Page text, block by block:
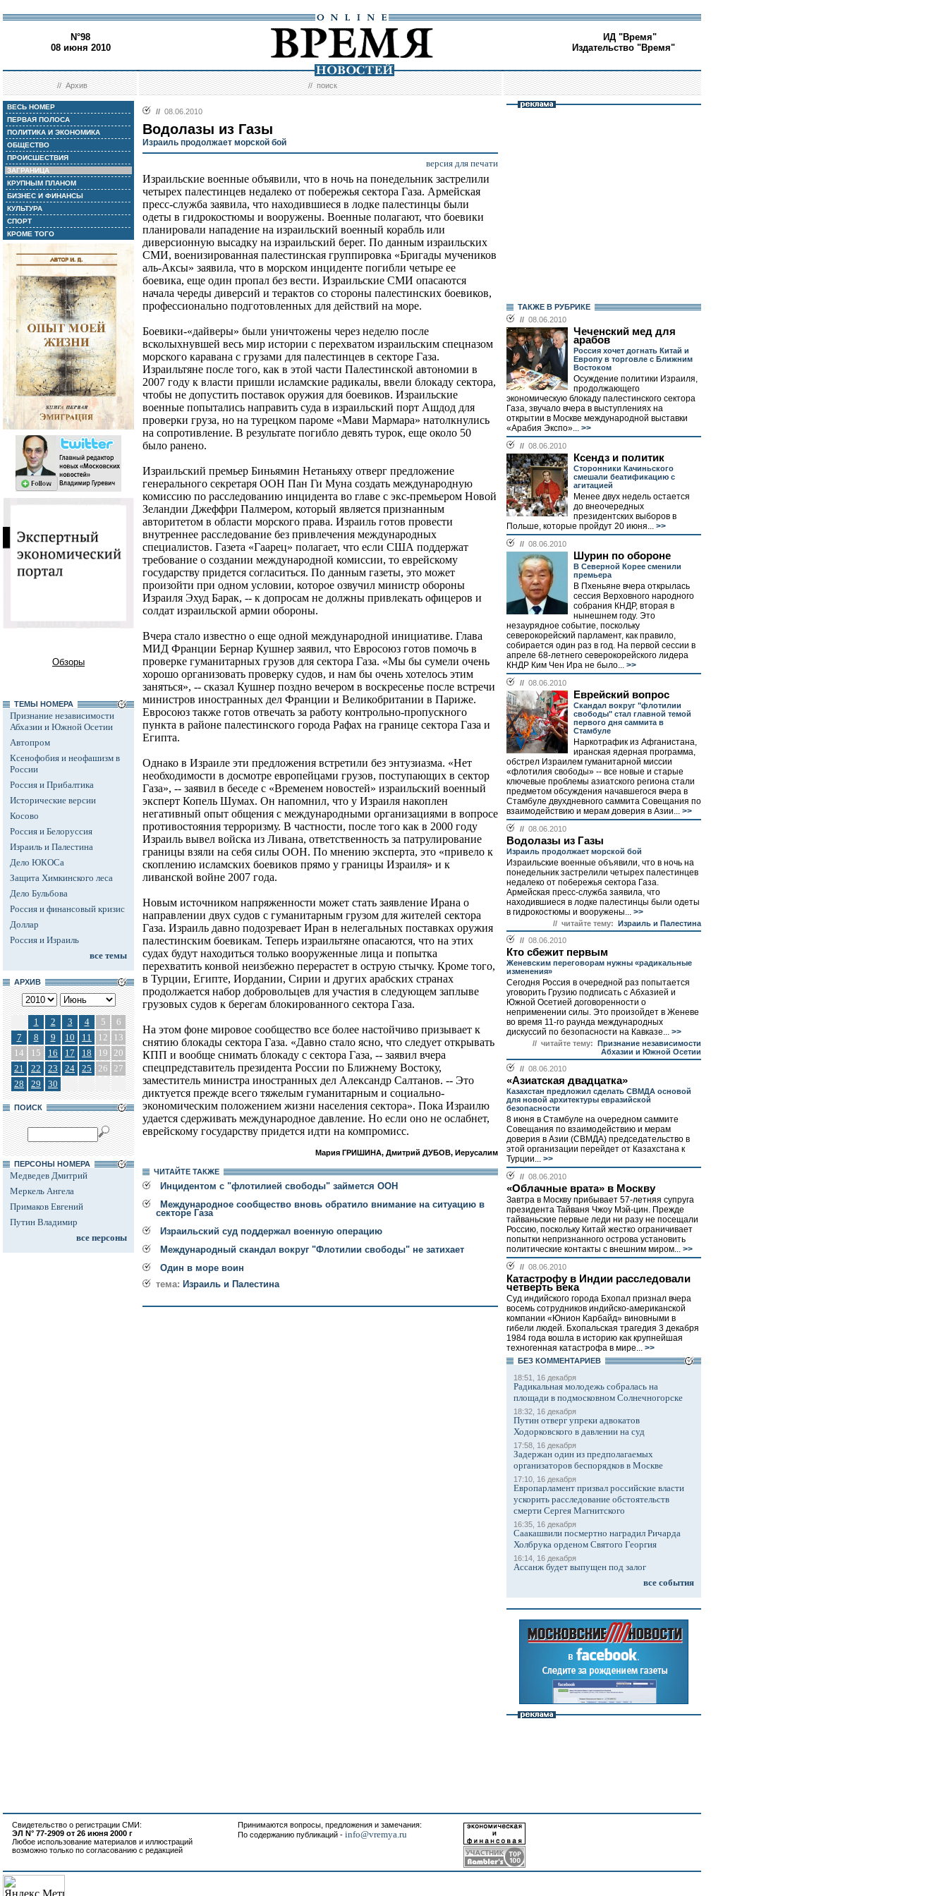
N°98
08 июня 2010
ИД "Время"
Издательство "Время"
//Архив //поиск
ВЕСЬ НОМЕР
ПЕРВАЯ ПОЛОСА
ПОЛИТИКА И ЭКОНОМИКА
ОБЩЕСТВО
ПРОИСШЕСТВИЯ
ЗАГРАНИЦА
КРУПНЫМ ПЛАНОМ
БИЗНЕС И ФИНАНСЫ
КУЛЬТУРА
СПОРТ
КРОМЕ ТОГО
Обзоры
ТЕМЫ НОМЕРА
Признание независимости
Абхазии и Южной Осетии
Автопром
Ксенофобия и неофашизм в
России
Россия и Прибалтика
Исторические версии
Косово
Россия и Белоруссия
Израиль и Палестина
Дело ЮКОСа
Защита Химкинского леса
Дело Бульбова
Россия и финансовый кризис
Доллар
Россия и Израиль
все темы
АРХИВ
1 2 3 4 5
6
7
8 9 10 11 12
13
14
15 16 17 18 19 20
21
22 23 24 25 26 27
28
29 30
ПОИСК
ПЕРСОНЫ НОМЕРА
Медведев Дмитрий
Меркель Ангела
Примаков Евгений
Путин Владимир
все персоны
// 08.06.2010
Водолазы из Газы
Израиль продолжает морской бой
версия для печати
Израильские военные объявили, что в ночь на понедельник застрелили
четырех палестинцев недалеко от побережья сектора Газа. Армейская
пресс-служба заявила, что находившиеся в лодке палестинцы были
одеты в гидрокостюмы и вооружены. Военные полагают, что боевики
планировали нападение на израильский военный корабль или
диверсионную высадку на израильский берег. По данным израильских
СМИ, военизированная палестинская группировка «Бригады мучеников
аль-Аксы» заявила, что в морском инциденте погибли четыре ее
боевика, еще один пропал без вести. Израильские СМИ опасаются
начала череды диверсий и терактов со стороны палестинских боевиков,
профессионально подготовленных для действий на море.
Боевики-«дайверы» были уничтожены через неделю после
всколыхнувшей весь мир истории с перехватом израильским спецназом
морского каравана с грузами для палестинцев в секторе Газа.
Израильтяне после того, как в этой части Палестинской автономии в
2007 году к власти пришли исламские радикалы, ввели блокаду сектора,
чтобы не допустить поставок оружия для боевиков. Израильские
военные попытались направить суда в израильский порт Ашдод для
проверки груза, но на турецком пароме «Мави Мармара» натолкнулись
на сопротивление. В результате погибло девять турок, еще около 50
было ранено.
Израильский премьер Биньямин Нетаньяху отверг предложение
генерального секретаря ООН Пан Ги Муна создать международную
комиссию по расследованию инцидента во главе с экс-премьером Новой
Зеландии Джеффри Палмером, который является признанным
авторитетом в области морского права. Израиль готов провести
внутреннее расследование без привлечения международных
специалистов. Газета «Гаарец» полагает, что если США поддержат
требование о создании международной комиссии, то еврейскому
государству придется согласиться. По данным газеты, это может
произойти при одном условии, которое озвучил министр обороны
Израиля Эхуд Барак, -- к допросам не должны привлекать офицеров и
солдат израильской армии обороны.
Вчера стало известно о еще одной международной инициативе. Глава
МИД Франции Бернар Кушнер заявил, что Евросоюз готов помочь в
проверке гуманитарных грузов для сектора Газа. «Мы бы сумели очень
хорошо организовать проверку судов, и нам бы очень хотелось этим
заняться», -- сказал Кушнер поздно вечером в воскресенье после встречи
министров иностранных дел Франции и Великобритании в Париже.
Евросоюз также готов отвечать за работу контрольно-пропускного
пункта в районе палестинского города Рафах на границе сектора Газа и
Египта.
Однако в Израиле эти предложения встретили без энтузиазма. «Нет
необходимости в досмотре европейцами грузов, поступающих в сектор
Газа», -- заявил в беседе с «Временем новостей» израильский военный
эксперт Копель Шумах. Он напомнил, что у Израиля накоплен
негативный опыт общения с международными организациями в вопросе
противостояния терроризму. В частности, после того как в 2000 году
Израиль вывел войска из Ливана, ответственность за патрулирование
границы взяли на себя силы ООН. По мнению эксперта, это «привело к
скоплению исламских боевиков прямо у границы Израиля» и к
ливанской войне 2007 года.
Новым источником напряженности может стать заявление Ирана о
направлении двух судов с гуманитарным грузом для жителей сектора
Газа. Израиль давно подозревает Иран в нелегальных поставках оружия
палестинским боевикам. Теперь израильтяне опасаются, что на этих
судах будут находиться только вооруженные лица и попытка
перехватить конвой неизбежно перерастет в острую стычку. Кроме того,
в Турции, Египте, Иордании, Сирии и других арабских странах
продолжается набор добровольцев для участия в следующем заплыве
грузовых судов к берегам блокированного сектора Газа.
На этом фоне мировое сообщество все более настойчиво призывает к
снятию блокады сектора Газа. «Давно стало ясно, что следует открывать
КПП и вообще снимать блокаду с сектора Газа, -- заявил вчера
спецпредставитель президента России по Ближнему Востоку,
заместитель министра иностранных дел Александр Салтанов. -- Это
диктуется прежде всего тяжелым гуманитарным и социально-
экономическим положением жизни населения сектора». Пока Израилю
удается сдерживать международное давление. Но если оно не ослабнет,
еврейскому государству придется идти на компромисс.
Мария ГРИШИНА, Дмитрий ДУБОВ, Иерусалим
ЧИТАЙТЕ ТАКЖЕ
Инцидентом с "флотилией свободы" займется ООН
Международное сообщество вновь обратило внимание на ситуацию в
секторе Газа
Израильский суд поддержал военную операцию
Международный скандал вокруг "Флотилии свободы" не затихает
Один в море воин
тема: Израиль и Палестина
ТАКЖЕ В РУБРИКЕ
// 08.06.2010
Чеченский мед для
арабов
Россия хочет догнать Китай и
Европу в торговле с Ближним
Востоком
Осуждение политики Израиля,
продолжающего
экономическую блокаду палестинского сектора
Газа, звучало вчера в выступлениях на
открытии в Москве международной выставки
«Арабия Экспо»... >>
// 08.06.2010
Ксендз и политик
Сторонники Качиньского
смешали беатификацию с
агитацией
Менее двух недель остается
до внеочередных
президентских выборов в
Польше, которые пройдут 20 июня... >>
// 08.06.2010
Шурин по обороне
В Северной Корее сменили
премьера
В Пхеньяне вчера открылась
сессия Верховного народного
собрания КНДР, вторая в
нынешнем году. Это
незаурядное событие, поскольку
северокорейский парламент, как правило,
собирается один раз в год. На первой сессии в
апреле 68-летнего северокорейского лидера
КНДР Ким Чен Ира не было... >>
// 08.06.2010
Еврейский вопрос
Скандал вокруг "флотилии
свободы" стал главной темой
первого дня саммита в
Стамбуле
Наркотрафик из Афганистана,
иранская ядерная программа,
обстрел Израилем гуманитарной миссии
«флотилия свободы» -- все новые и старые
ключевые проблемы азиатского региона стали
предметом обсуждения начавшегося вчера в
Стамбуле двухдневного саммита Совещания по
взаимодействию и мерам доверия в Азии... >>
// 08.06.2010
Водолазы из Газы
Израиль продолжает морской бой
Израильские военные объявили, что в ночь на
понедельник застрелили четырех палестинцев
недалеко от побережья сектора Газа.
Армейская пресс-служба заявила, что
находившиеся в лодке палестинцы были одеты
в гидрокостюмы и вооружены... >>
// читайте тему: Израиль и Палестина
// 08.06.2010
Кто сбежит первым
Женевским переговорам нужны «радикальные
изменения»
Сегодня Россия в очередной раз попытается
уговорить Грузию подписать с Абхазией и
Южной Осетией договоренности о
неприменении силы. Это произойдет в Женеве
во время 11-го раунда международных
дискуссий по безопасности на Кавказе... >>
// читайте тему: Признание независимости
Абхазии и Южной Осетии
// 08.06.2010
«Азиатская двадцатка»
Казахстан предложил сделать СВМДА основой
для новой архитектуры евразийской
безопасности
8 июня в Стамбуле на очередном саммите
Совещания по взаимодействию и мерам
доверия в Азии (СВМДА) председательство в
этой организации перейдет от Казахстана к
Турции... >>
// 08.06.2010
«Облачные врата» в Москву
Завтра в Москву прибывает 57-летняя супруга
президента Тайваня Чжоу Мэй-цин. Прежде
тайваньские первые леди ни разу не посещали
Россию, поскольку Китай жестко ограничивает
попытки непризнанного острова установить
политические контакты с внешним миром... >>
// 08.06.2010
Катастрофу в Индии расследовали
четверть века
Суд индийского города Бхопал признал вчера
восемь сотрудников индийско-американской
компании «Юнион Карбайд» виновными в
гибели людей. Бхопальская трагедия 3 декабря
1984 года вошла в историю как крупнейшая
техногенная катастрофа в мире... >>
БЕЗ КОМMЕНТАРИЕВ
18:51, 16 декабря
Радикальная молодежь собралась на
площади в подмосковном Солнечногорске
18:32, 16 декабря
Путин отверг упреки адвокатов
Ходорковского в давлении на суд
17:58, 16 декабря
Задержан один из предполагаемых
организаторов беспорядков в Москве
17:10, 16 декабря
Европарламент призвал российские власти
ускорить расследование обстоятельств
смерти Сергея Магнитского
16:35, 16 декабря
Саакашвили посмертно наградил Ричарда
Холбрука орденом Святого Георгия
16:14, 16 декабря
Ассанж будет выпущен под залог
все события
Свидетельство о регистрации СМИ:
ЭЛ N° 77-2909 от 26 июня 2000 г
Любое использование материалов и иллюстраций
возможно только по согласованию с редакцией
Принимаются вопросы, предложения и замечания:
По содержанию публикаций - info@vremya.ru